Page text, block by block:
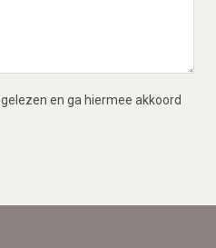
gelezen en ga hiermee akkoord